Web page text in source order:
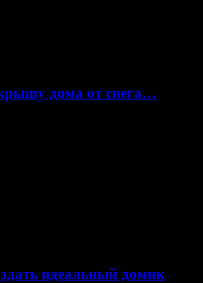
дома от снега…
идеальный домик